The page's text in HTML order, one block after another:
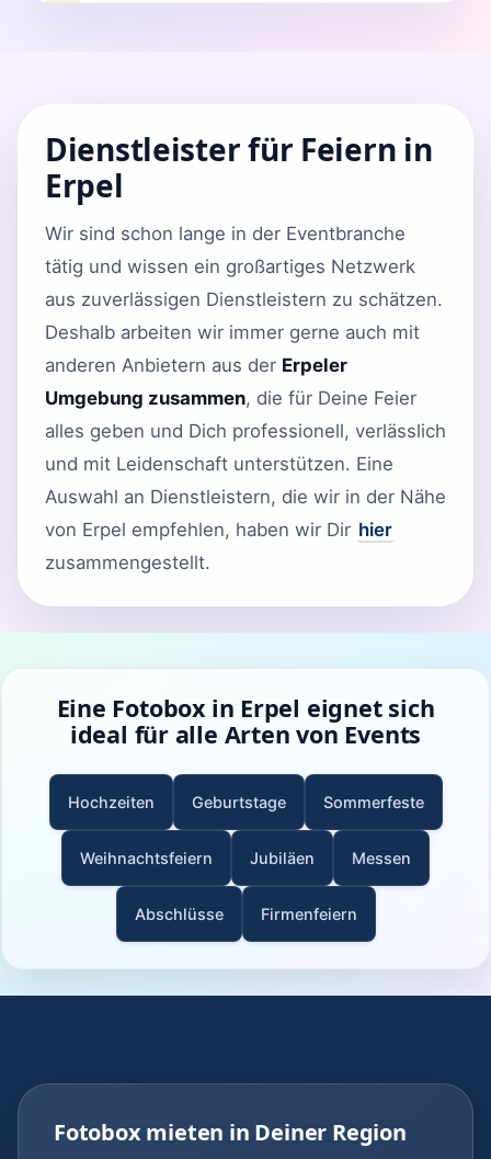
Dienstleister für Feiern in
Erpel
Wir sind schon lange in der Eventbranche
tätig und wissen ein großartiges Netzwerk
aus zuverlässigen Dienstleistern zu schätzen.
Deshalb arbeiten wir immer gerne auch mit
anderen Anbietern aus der Erpeler
Umgebung zusammen, die für Deine Feier
alles geben und Dich professionell, verlässlich
und mit Leidenschaft unterstützen. Eine
Auswahl an Dienstleistern, die wir in der Nähe
von Erpel empfehlen, haben wir Dir hier
zusammengestellt.
Eine Fotobox in Erpel eignet sich
ideal für alle Arten von Events
Hochzeiten Geburtstage Sommerfeste
Weihnachtsfeiern Jubiläen Messen
Abschlüsse Firmenfeiern
Fotobox mieten in Deiner Region